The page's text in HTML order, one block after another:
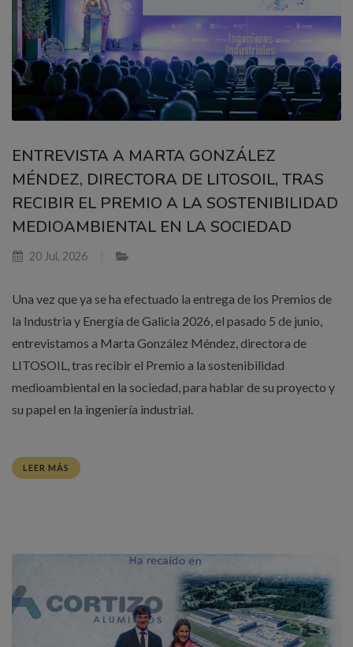
ENTREVISTA A MARTA GONZÁLEZ
MÉNDEZ, DIRECTORA DE LITOSOIL, TRAS
RECIBIR EL PREMIO A LA SOSTENIBILIDAD
MEDIOAMBIENTAL EN LA SOCIEDAD
20 Jul, 2026
Una vez que ya se ha efectuado la entrega de los Premios de
la Industria y Energía de Galicia 2026, el pasado 5 de junio,
entrevistamos a Marta González Méndez, directora de
LITOSOIL, tras recibir el Premio a la sostenibilidad
medioambiental en la sociedad, para hablar de su proyecto y
su papel en la ingeniería industrial.
LEER MÁS